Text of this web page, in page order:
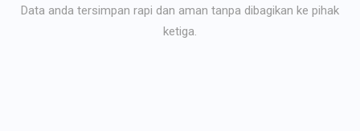
Data anda tersimpan rapi dan aman tanpa dibagikan ke pihak
ketiga.